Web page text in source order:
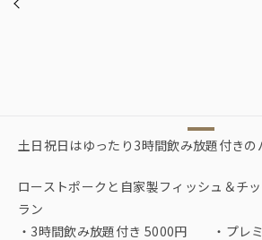
土日祝日はゆったり3時間飲み放題付きの
ローストポークと自家製フィッシュ＆チ
ラン
・3時間飲み放題付き 5000円 ・プレミ